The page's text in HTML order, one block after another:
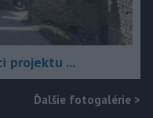
projektu ...
Ďalšie fotogalérie >